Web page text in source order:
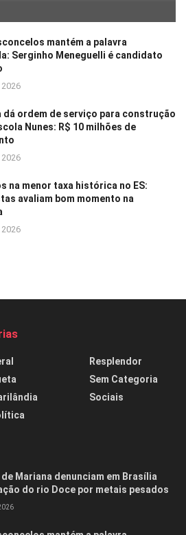
mantém a palavra
Serginho Meneguelli é candidato
dá ordem de serviço para construção
Nunes: R$ 10 milhões de
na menor taxa histórica no ES:
avaliam bom momento na
Resplendor
Sem Categoria
Sociais
Mariana denunciam em Brasília
do rio Doce por metais pesados